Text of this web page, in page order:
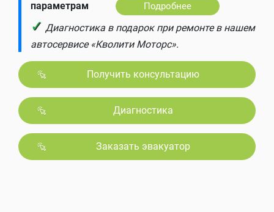
параметрам
Подробнее
✓ Диагностика в подарок при ремонте в нашем
автосервисе «Кволити Моторс».
Получить консультацию
Диагностика
Заказать эвакуатор